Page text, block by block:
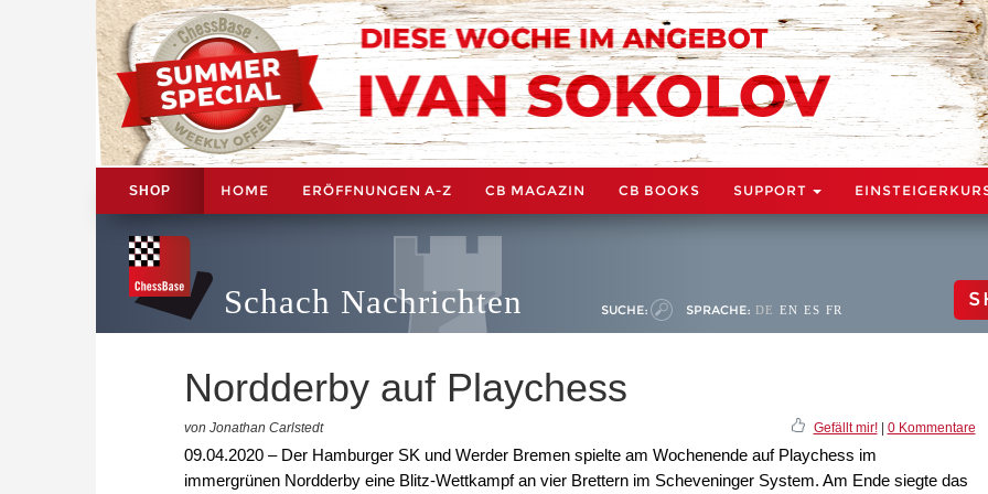
SHOP HOME ERÖFFNUNGEN A-Z CB MAGAZIN CB BOOKS SUPPORT
Schach Nachrichten SUCHE: SPRACHE: DE EN ES FR
Nordderby auf Playchess
von Jonathan Carlstedt Gefällt mir!| 0 Kommentare
09.04.2020 – Der Hamburger SK und Werder Bremen spielte am Wochenende auf Playchess im
immergrünen Nordderby eine Blitz-Wettkampf an vier Brettern im Scheveninger System. Am Ende siegte das